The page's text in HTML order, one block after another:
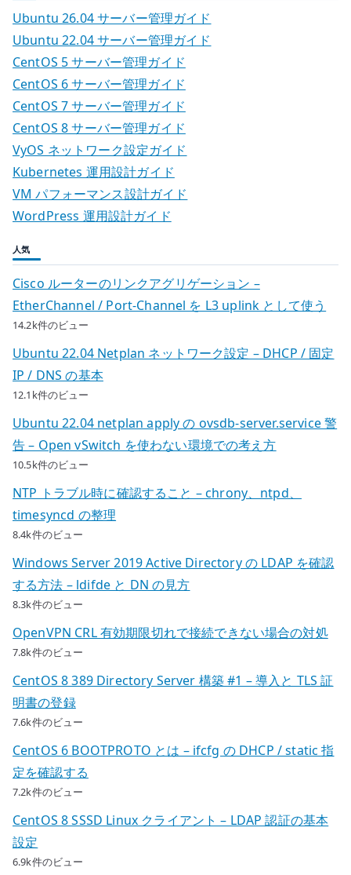
Ubuntu 26.04 サーバー管理ガイド
Ubuntu 22.04 サーバー管理ガイド
CentOS 5 サーバー管理ガイド
CentOS 6 サーバー管理ガイド
CentOS 7 サーバー管理ガイド
CentOS 8 サーバー管理ガイド
VyOS ネットワーク設定ガイド
Kubernetes 運用設計ガイド
VM パフォーマンス設計ガイド
WordPress 運用設計ガイド
人気
Cisco ルーターのリンクアグリゲーション –
EtherChannel / Port-Channel を L3 uplink として使う
14.2k件のビュー
Ubuntu 22.04 Netplan ネットワーク設定 – DHCP / 固定
IP / DNS の基本
12.1k件のビュー
Ubuntu 22.04 netplan apply の ovsdb-server.service 警
告 – Open vSwitch を使わない環境での考え方
10.5k件のビュー
NTP トラブル時に確認すること – chrony、ntpd、
timesyncd の整理
8.4k件のビュー
Windows Server 2019 Active Directory の LDAP を確認
する方法 – ldifde と DN の見方
8.3k件のビュー
OpenVPN CRL 有効期限切れで接続できない場合の対処
7.8k件のビュー
CentOS 8 389 Directory Server 構築 #1 – 導入と TLS 証
明書の登録
7.6k件のビュー
CentOS 6 BOOTPROTO とは – ifcfg の DHCP / static 指
定を確認する
7.2k件のビュー
CentOS 8 SSSD Linux クライアント – LDAP 認証の基本
設定
6.9k件のビュー